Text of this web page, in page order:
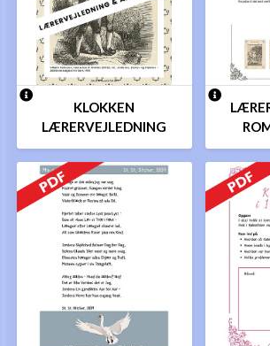
KLOKKEN
LÆRERVEJLEDNING